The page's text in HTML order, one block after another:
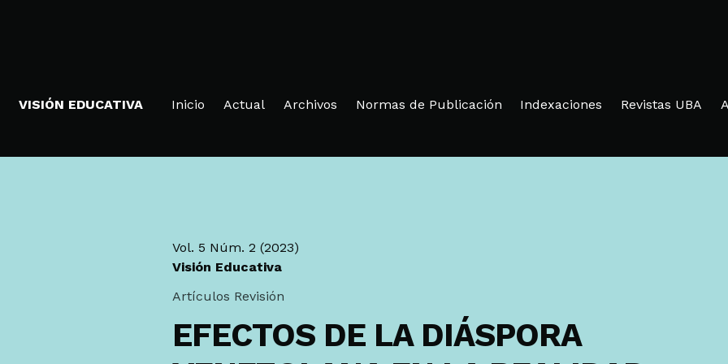
VISIÓN EDUCATIVA Inicio Actual Archivos Normas de Publicación Indexaciones Revistas UBA
Vol. 5 Núm. 2 (2023)
Visión Educativa
Artículos Revisión
EFECTOS DE LA DIÁSPORA